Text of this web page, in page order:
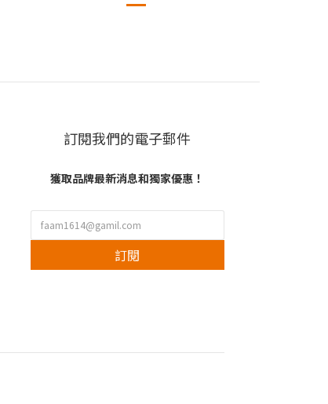
訂閱我們的電子郵件
獲取品牌最新消息和獨家優惠！
訂閱